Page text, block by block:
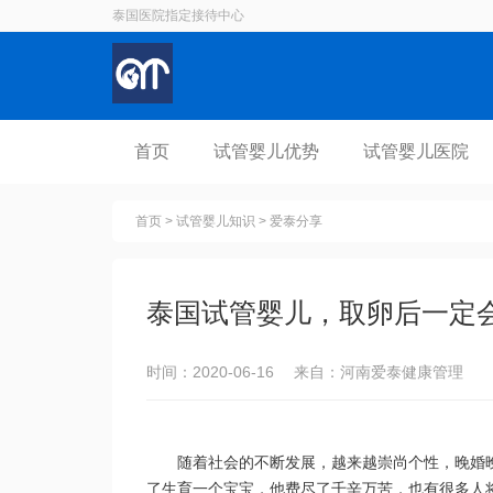
泰国医院指定接待中心
首页 试管婴儿优势 试管婴儿医院
首页 > 试管婴儿知识 > 爱泰分享
泰国试管婴儿，取卵后一定
时间：2020-06-16 来自：河南爱泰健康管理
随着社会的不断发展，越来越崇尚个性，晚
了生育一个宝宝，他费尽了千辛万苦，也有很多